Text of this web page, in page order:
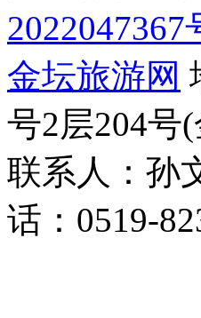
2022047367
金坛旅游网
号2层204号
联系人：孙
话：0519-